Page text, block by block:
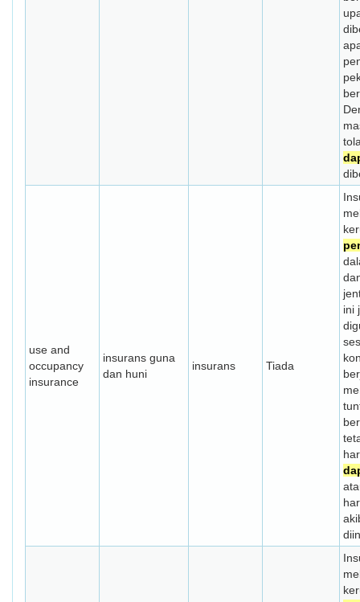
use and
occupancy
insurance
insurans guna
dan huni
insurans Tiada
ini